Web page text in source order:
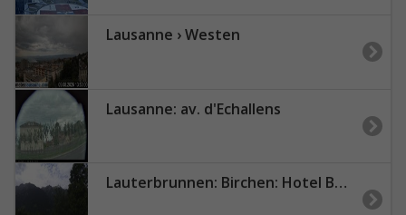
Lausanne › Westen
Lausanne: av. d'Echallens
Lauterbrunnen: Birchen: Hotel Bellevue, Wengen